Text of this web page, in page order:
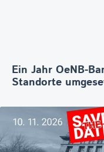
Ein Jahr OeNB-
Standorte